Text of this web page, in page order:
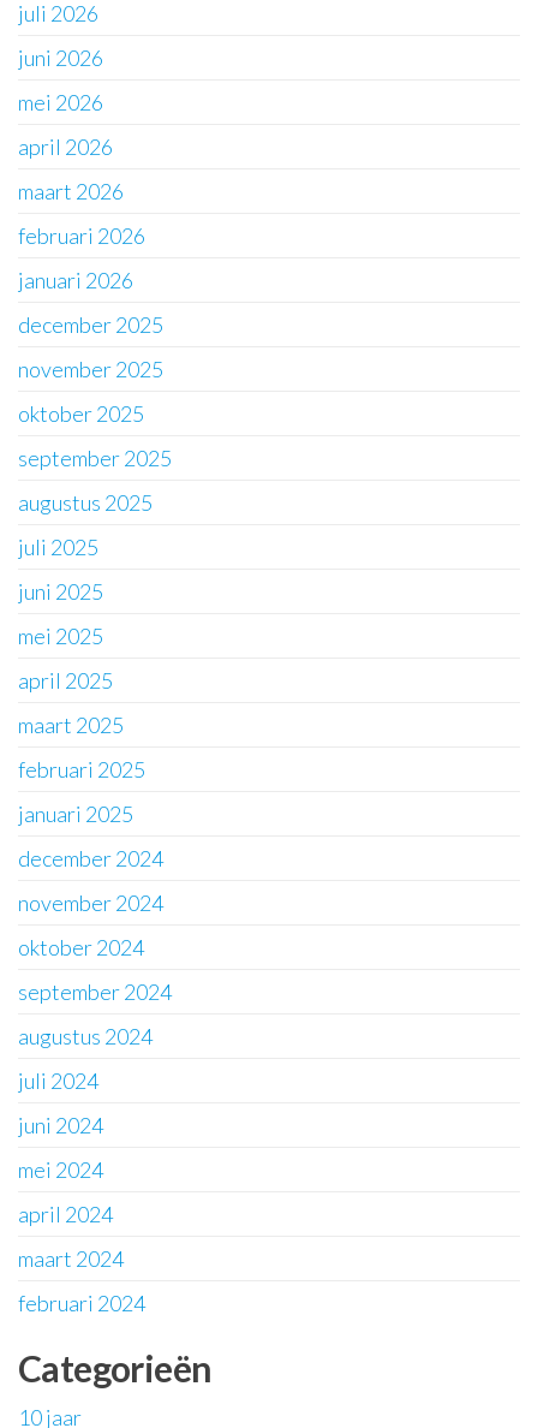
juli 2026
juni 2026
mei 2026
april 2026
maart 2026
februari 2026
januari 2026
december 2025
november 2025
oktober 2025
september 2025
augustus 2025
juli 2025
juni 2025
mei 2025
april 2025
maart 2025
februari 2025
januari 2025
december 2024
november 2024
oktober 2024
september 2024
augustus 2024
juli 2024
juni 2024
mei 2024
april 2024
maart 2024
februari 2024
Categorieën
10 jaar